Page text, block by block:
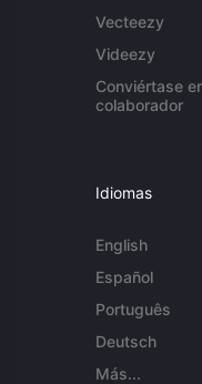
Vecteezy
Videezy
Conviértase
colaborador
Idiomas
English
Español
Português
Deutsch
Más...